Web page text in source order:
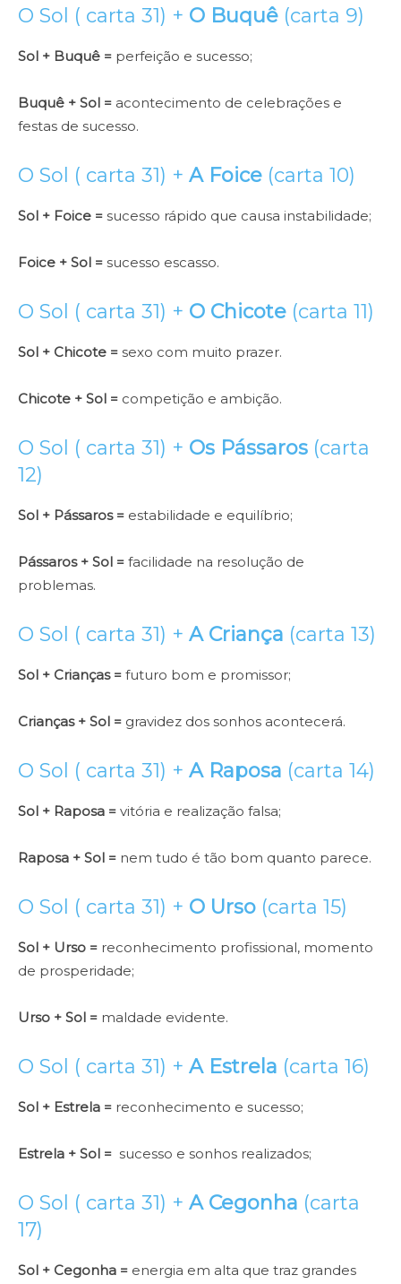
O Sol ( carta 31) + O Buquê (carta 9)
Sol + Buquê = perfeição e sucesso;
Buquê + Sol = acontecimento de celebrações e
festas de sucesso.
O Sol ( carta 31) + A Foice (carta 10)
Sol + Foice = sucesso rápido que causa instabilidade;
Foice + Sol = sucesso escasso.
O Sol ( carta 31) + O Chicote (carta 11)
Sol + Chicote = sexo com muito prazer.
Chicote + Sol = competição e ambição.
O Sol ( carta 31) + Os Pássaros (carta
12)
Sol + Pássaros = estabilidade e equilíbrio;
Pássaros + Sol = facilidade na resolução de
problemas.
O Sol ( carta 31) + A Criança (carta 13)
Sol + Crianças = futuro bom e promissor;
Crianças + Sol = gravidez dos sonhos acontecerá.
O Sol ( carta 31) + A Raposa (carta 14)
Sol + Raposa = vitória e realização falsa;
Raposa + Sol = nem tudo é tão bom quanto parece.
O Sol ( carta 31) + O Urso (carta 15)
Sol + Urso = reconhecimento profissional, momento
de prosperidade;
Urso + Sol = maldade evidente.
O Sol ( carta 31) + A Estrela (carta 16)
Sol + Estrela = reconhecimento e sucesso;
Estrela + Sol = sucesso e sonhos realizados;
O Sol ( carta 31) + A Cegonha (carta
17)
Sol + Cegonha = energia em alta que traz grandes